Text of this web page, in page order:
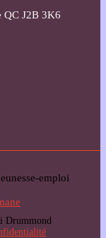
QC J2B 3K6
emploi
Drummond